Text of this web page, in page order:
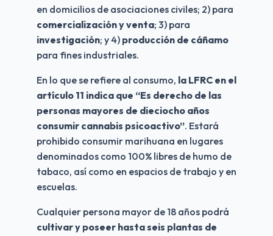
comercialización y venta
investigación; y 4) producción de cáñamo
para fines industriales.
En lo que se refiere al consumo, la LFRC en el
artículo 11 indica que “Es derecho de las
personas mayores de dieciocho años
consumir cannabis psicoactivo”. Estará
prohibido consumir marihuana en lugares
denominados como 100% libres de humo de
tabaco, así como en espacios de trabajo y en
escuelas.
cultivar y poseer hasta seis plantas de